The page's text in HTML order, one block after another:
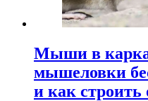
Мыши в
мышеловки
и как строить